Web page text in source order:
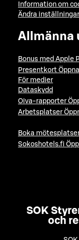
Information om
Ändra
Allmänna
Bonus med Apple
Presentkort
För medier
Dataskydd
Oiva-rapporter
Arbetsplatser
Boka
Sokoshotels.fi
SOK
och